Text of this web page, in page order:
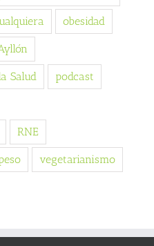
obesidad
Salud podcast
RNE
vegetarianismo